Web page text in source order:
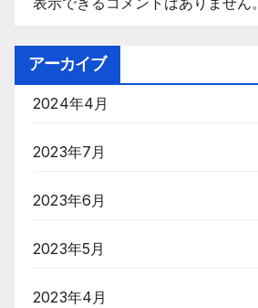
アーカイブ
2024年4月
2023年7月
2023年6月
2023年5月
2023年4月